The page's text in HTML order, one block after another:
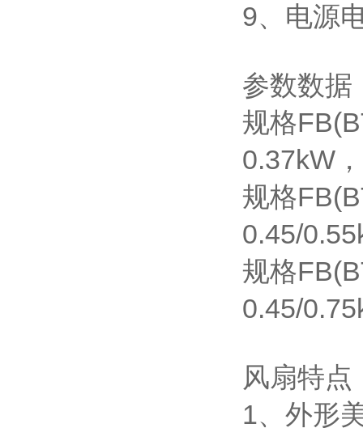
9、电源
参数数据
规格
0.37kW
规格
0.45/
规格
0.45/
风扇特点
1、外形